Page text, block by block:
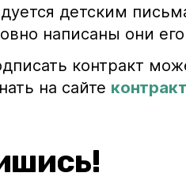
детским
написаны они
контракт
на сайте